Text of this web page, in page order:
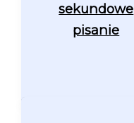
sekundowe
pisanie